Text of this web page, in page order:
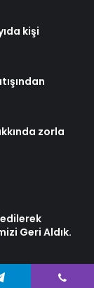
kişi
zorla
Geri Aldık.